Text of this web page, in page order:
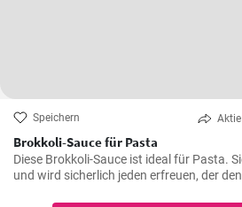
Speichern Aktie
Brokkoli-Sauce für Pasta
Diese Brokkoli-Sauce ist ideal für Pasta.
und wird sicherlich jeden erfreuen, der